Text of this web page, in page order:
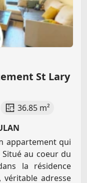
St Lary
36.85 m²
appartement qui
au coeur du
la résidence
adresse